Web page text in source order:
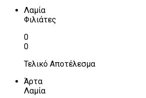
Λαμία
Φιλιάτες
0
0
Τελικό Αποτέλεσμα
Άρτα
Λαμία